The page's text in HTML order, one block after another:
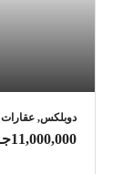
دوبلكس,
11,000,000جـ . م